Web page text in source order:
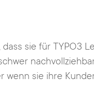
sie für TYPO3
sie ihre